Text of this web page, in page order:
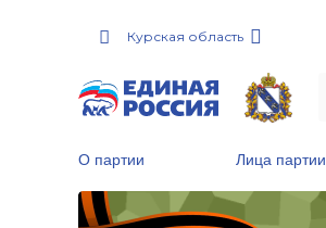
Курская область
О партии Лица партии